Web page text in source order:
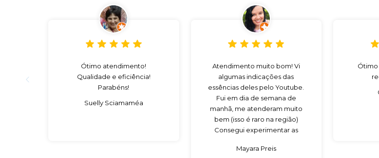
Ótimo atendimento!
Qualidade e eficiência!
Parabéns!
Suelly Sciamaméa
Atendimento muito bom! Vi
algumas indicações das
essências deles pelo Youtube.
Fui em dia de semana de
manhã, me atenderam muito
bem (isso é raro na região)
Consegui experimentar as
comprar. Com certeza vou
Mayara Preis